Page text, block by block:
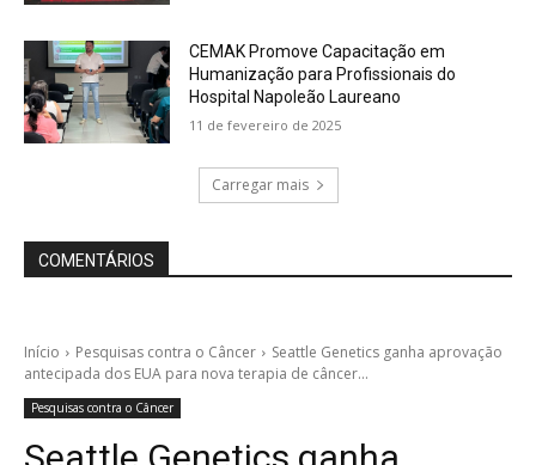
CEMAK Promove Capacitação em
Humanização para Profissionais do
Hospital Napoleão Laureano
11 de fevereiro de 2025
Carregar mais
COMENTÁRIOS